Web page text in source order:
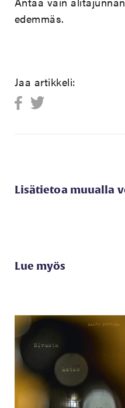
edemmäs.
Jaa artikkeli:
Lisätietoa muualla
Lue myös